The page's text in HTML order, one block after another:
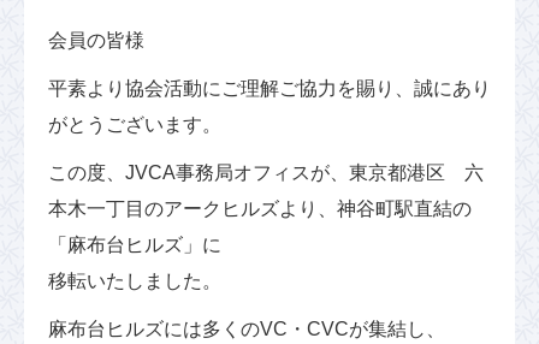
会員の皆様
平素より協会活動にご理解ご協力を賜り、誠にあり
がとうございます。
この度、JVCA事務局オフィスが、東京都港区 六
本木一丁目のアークヒルズより、神谷町駅直結の
「麻布台ヒルズ」に
移転いたしました。
麻布台ヒルズには多くのVC・CVCが集結し、